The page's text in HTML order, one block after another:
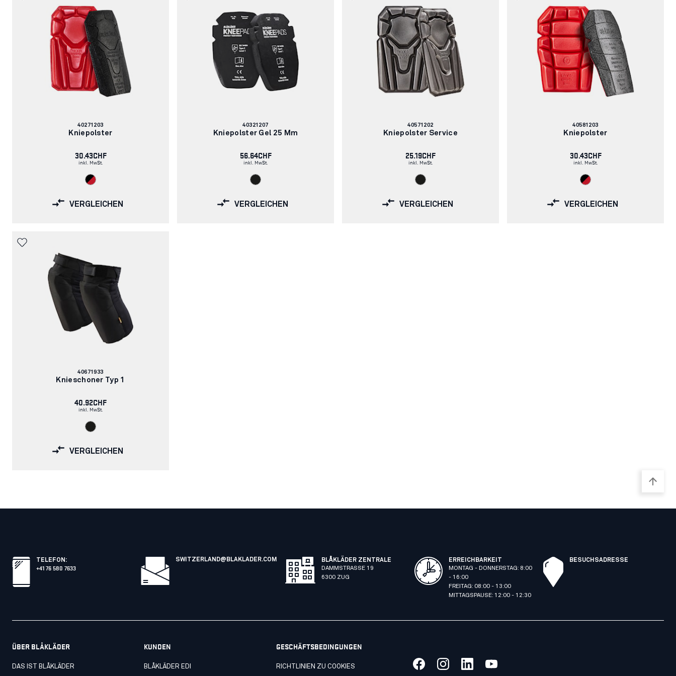
Artikelnummer:
40271203
Kniepolster
30.43CHF
inkl. MwSt.
VERGLEICHEN
Artikelnummer:
40321207
Kniepolster Gel 25 Mm
56.64CHF
inkl. MwSt.
VERGLEICHEN
Artikelnummer:
40571202
Kniepolster Service
25.19CHF
inkl. MwSt.
VERGLEICHEN
Artikelnummer:
40581203
Kniepolster
30.43CHF
inkl. MwSt.
VERGLEICHEN
Artikelnummer:
40671933
Knieschoner Typ 1
40.92CHF
inkl. MwSt.
VERGLEICHEN
TELEFON :
+41 76 580 7633
SWITZERLAND@BLAKLADER.COM
BLÅKLÄDER ZENTRALE
DAMMSTRASSE 19
6300 ZUG
ERREICHBARKEIT
MONTAG - DONNERSTAG: 8:00
- 16:00
FREITAG: 08:00 - 13:00
MITTAGSPAUSE: 12:00 - 12:30
BESUCHSADRESSE
ÜBER BLÅKLÄDER
DAS IST BLÅKLÄDER
KUNDEN
BLÅKLÄDER EDI
GESCHÄFTSBEDINGUNGEN
RICHTLINIEN ZU COOKIES